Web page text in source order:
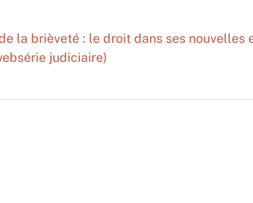
la brièveté : le droit dans ses
judiciaire)